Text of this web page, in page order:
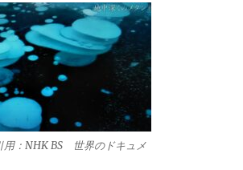
用：NHK BS 世界のドキュメ